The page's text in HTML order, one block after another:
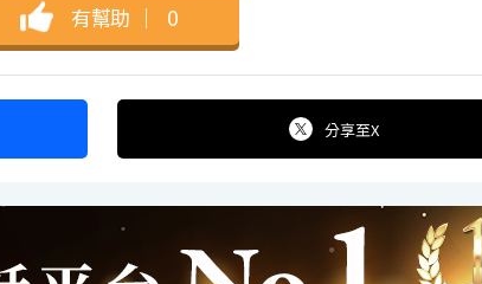
有幫助 ｜ 0
分享至X